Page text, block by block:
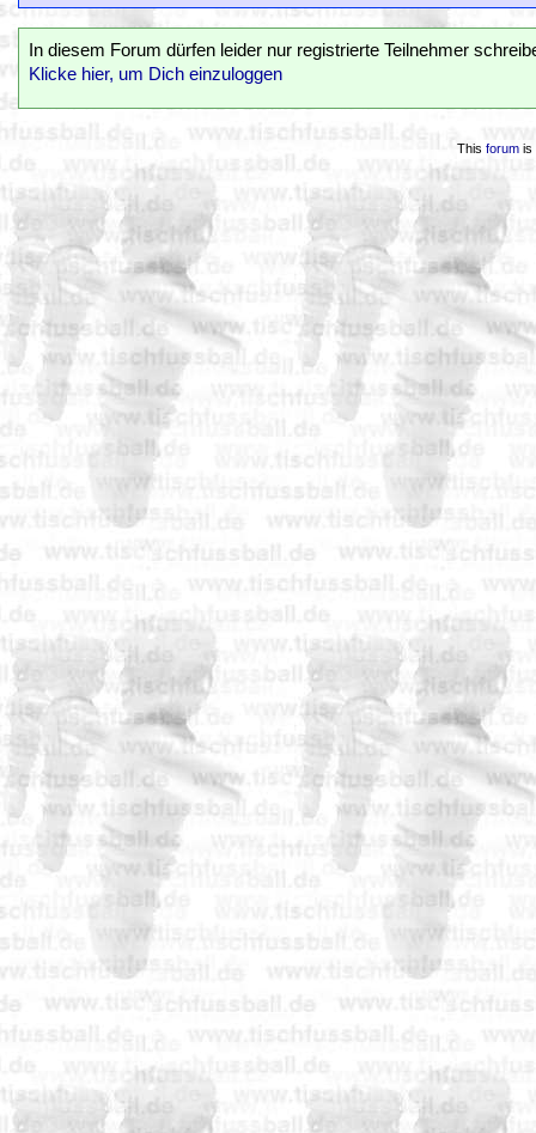
In diesem Forum dürfen leider nur registrierte Teilnehmer
Klicke hier, um Dich einzuloggen
This forumis